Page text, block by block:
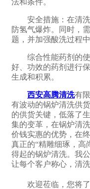
安全措施：‌在清
防氢气爆炸。‌同时，‌
题，‌并加强酸洗过程
综合性能药剂的
好、‌功效的药剂进行
生成和积累。
西安高腾清洗有
有波动的锅炉清洗供
的供货关键，低落了
集的变革，在锅炉清
价钱实惠的优势，在
真正的“精雕细琢，高
得起的锅炉清洗。我
让每个客户称心，清
欢迎莅临，您将